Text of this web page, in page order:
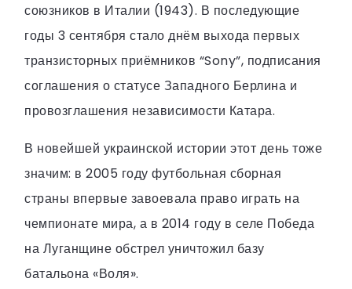
союзников в Италии (1943). В последующие
годы 3 сентября стало днём выхода первых
транзисторных приёмников “Sony”, подписания
соглашения о статусе Западного Берлина и
провозглашения независимости Катара.
В новейшей украинской истории этот день тоже
значим: в 2005 году футбольная сборная
страны впервые завоевала право играть на
чемпионате мира, а в 2014 году в селе Победа
на Луганщине обстрел уничтожил базу
батальона «Воля».